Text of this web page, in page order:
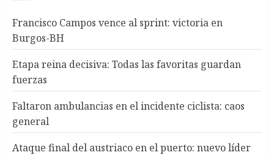
Francisco Campos vence al sprint: victoria en
Burgos-BH
Etapa reina decisiva: Todas las favoritas guardan
fuerzas
Faltaron ambulancias en el incidente ciclista: caos
general
Ataque final del austriaco en el puerto: nuevo líder